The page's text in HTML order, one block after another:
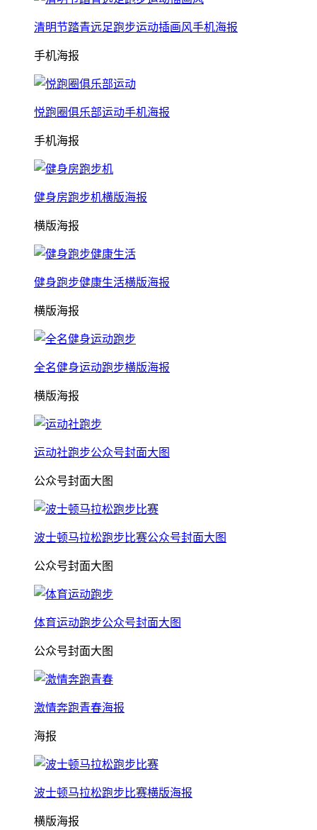
清明节踏青远足跑步运动插画风手机海报
手机海报
悦跑圈俱乐部运动手机海报
手机海报
健身房跑步机横版海报
横版海报
健身跑步健康生活横版海报
横版海报
全名健身运动跑步横版海报
横版海报
运动社跑步公众号封面大图
公众号封面大图
波士顿马拉松跑步比赛公众号封面大图
公众号封面大图
体育运动跑步公众号封面大图
公众号封面大图
激情奔跑青春海报
海报
波士顿马拉松跑步比赛横版海报
横版海报